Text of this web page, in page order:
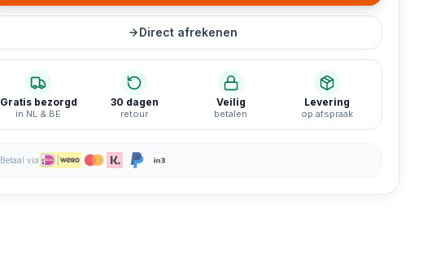
Direct afrekenen
Gratis bezorgd
in NL & BE
30 dagen
retour
Veilig
betalen
Levering
op afspraak
Betaal via